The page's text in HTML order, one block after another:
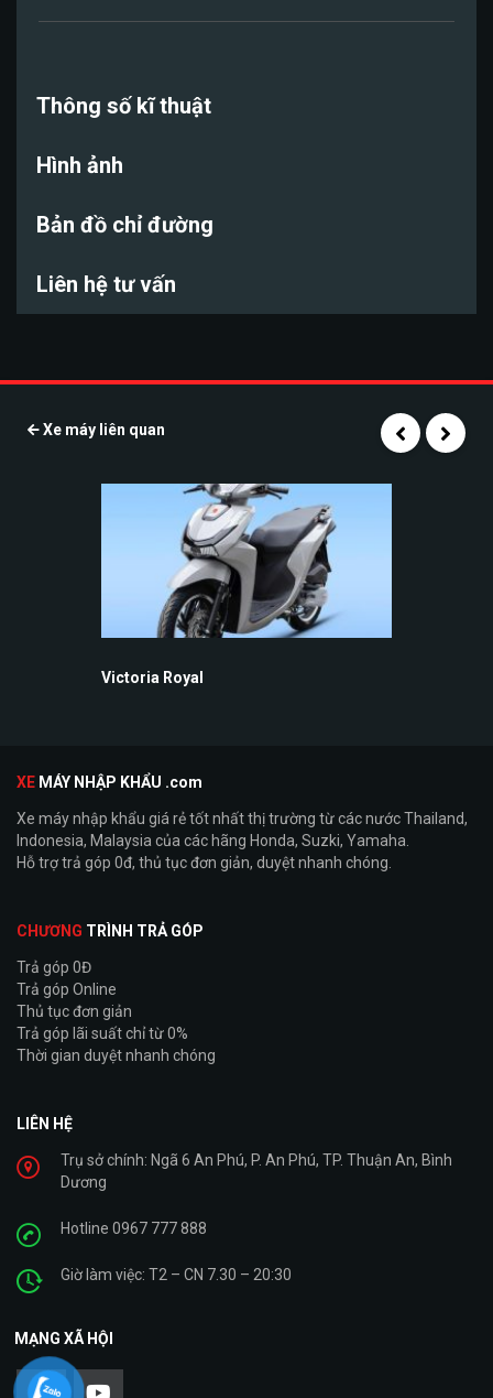
Thông số kĩ thuật
Hình ảnh
Bản đồ chỉ đường
Liên hệ tư vấn
Xe máy liên quan
Victoria Royal
XE MÁY NHẬP KHẨU .com
Xe máy nhập khẩu giá rẻ tốt nhất thị trường từ các nước Thailand,
Indonesia, Malaysia của các hãng Honda, Suzki, Yamaha.
Hỗ trợ trả góp 0đ, thủ tục đơn giản, duyệt nhanh chóng.
CHƯƠNG TRÌNH TRẢ GÓP
Trả góp 0Đ
Trả góp Online
Thủ tục đơn giản
Trả góp lãi suất chỉ từ 0%
Thời gian duyệt nhanh chóng
LIÊN HỆ
Trụ sở chính: Ngã 6 An Phú, P. An Phú, TP. Thuận An, Bình
Dương
Hotline 0967 777 888
Giờ làm việc: T2 – CN 7.30 – 20:30
MẠNG XÃ HỘI